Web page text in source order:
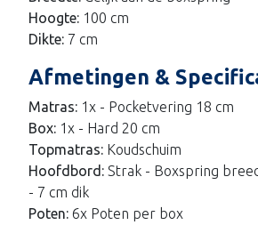
Hoogte: 100 cm
Dikte: 7 cm
Afmetingen &
Matras: 1x - Pocketvering 18 cm
Box: 1x - Hard 20 cm
Topmatras: Koudschuim
Hoofdbord: Strak - Boxspring
- 7 cm dik
Poten: 6x Poten per box